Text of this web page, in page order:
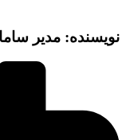
نویسنده: مدیر